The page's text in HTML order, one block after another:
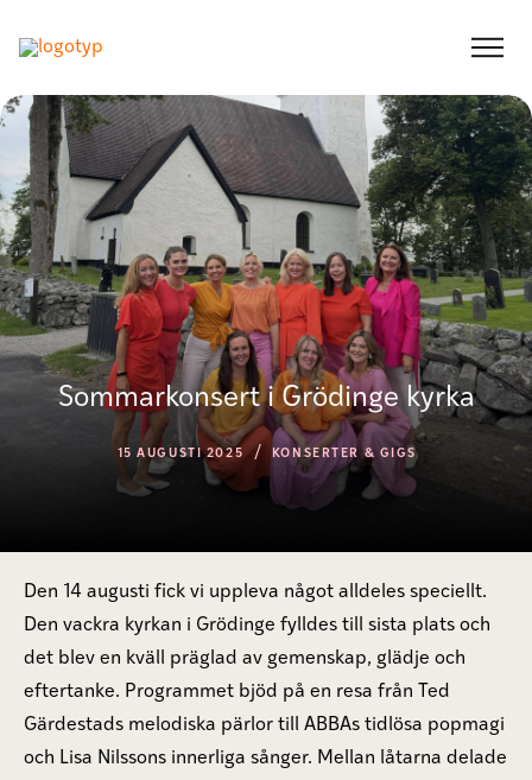
Sommarkonsert i Grödinge kyrka
15 AUGUSTI 2025 / KONSERTER & GIGS
Den 14 augusti fick vi uppleva något alldeles speciellt.
Den vackra kyrkan i Grödinge fylldes till sista plats och
det blev en kväll präglad av gemenskap, glädje och
eftertanke. Programmet bjöd på en resa från Ted
Gärdestads melodiska pärlor till ABBAs tidlösa popmagi
och Lisa Nilssons innerliga sånger. Mellan låtarna delade